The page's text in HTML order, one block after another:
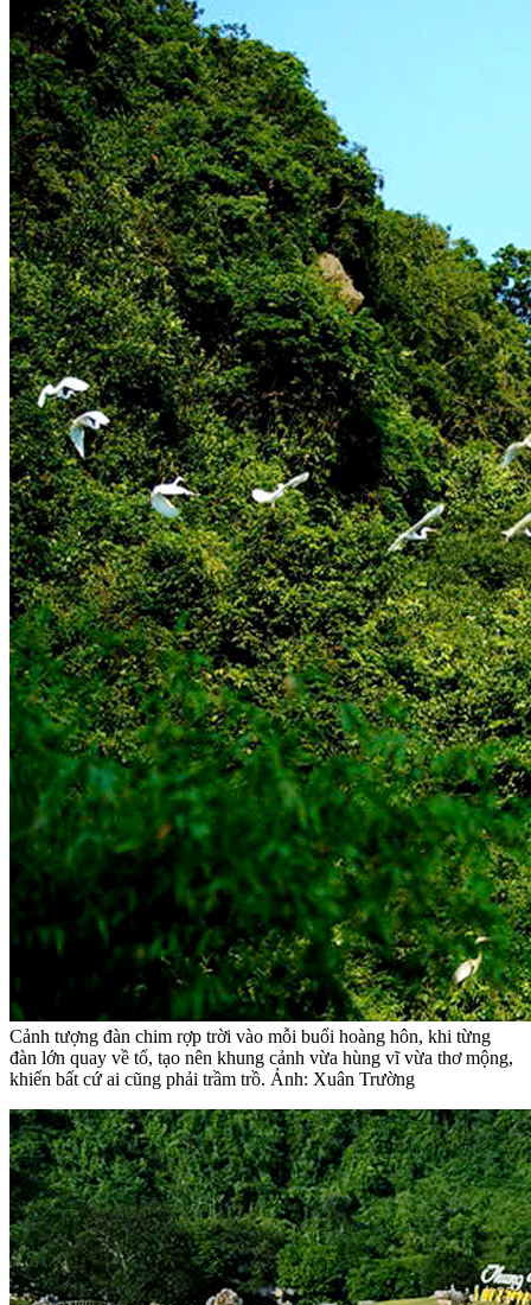
Cảnh tượng đàn chim rợp trời vào mỗi buổi hoàng hôn, khi từng
đàn lớn quay về tổ, tạo nên khung cảnh vừa hùng vĩ vừa thơ mộng,
khiến bất cứ ai cũng phải trầm trồ. Ảnh: Xuân Trường